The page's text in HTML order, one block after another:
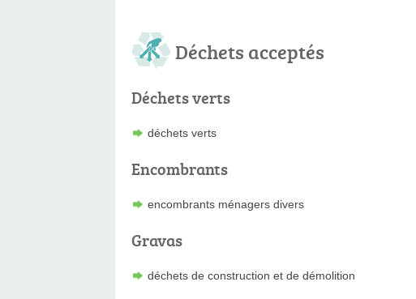
Déchets acceptés
Déchets verts
déchets verts
Encombrants
encombrants ménagers divers
Gravas
déchets de construction et de démolition